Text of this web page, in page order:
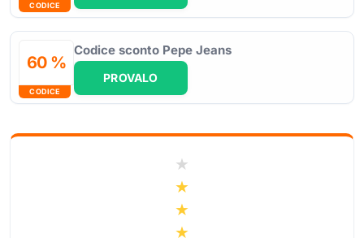
CODICE
60 %
CODICE
Codice sconto Pepe Jeans
PROVALO